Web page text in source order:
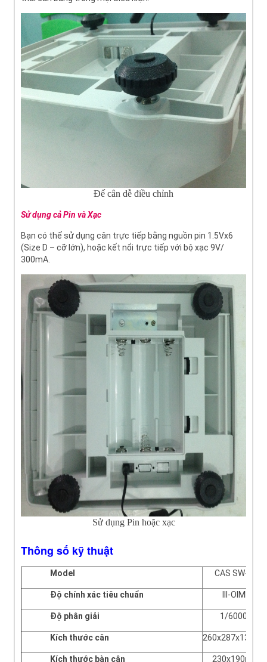
Đế cân dễ điều chỉnh
Sử dụng cả Pin và Xạc
Bạn có thể sử dụng cân trực tiếp bằng nguồn pin 1.5Vx6
(Size D – cỡ lớn), hoặc kết nổi trực tiếp với bộ xạc 9V/
300mA.
Sử dụng Pin hoặc xạc
Thông số kỹ thuật
Model CAS SW-1S
Độ chính xác tiêu chuẩn III-OIML
Độ phân giải 1/60000
Kích thước cân
Kích thước bàn cân 230x190mm